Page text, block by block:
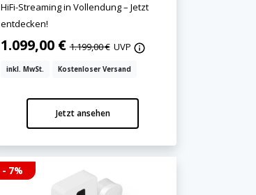
HiFi-Streaming in Vollendung – Jetzt
entdecken!
1.099,00 €1.199,00 € UVP
inkl. MwSt. Kostenloser Versand
Jetzt ansehen
- 7%